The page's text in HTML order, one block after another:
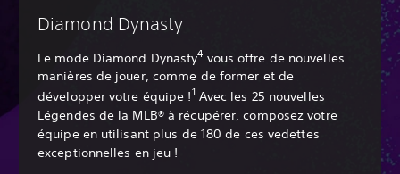
Diamond Dynasty
Le mode Diamond Dynasty4 vous offre de nouvelles
manières de jouer, comme de former et de
développer votre équipe !1 Avec les 25 nouvelles
Légendes de la MLB® à récupérer, composez votre
équipe en utilisant plus de 180 de ces vedettes
exceptionnelles en jeu !